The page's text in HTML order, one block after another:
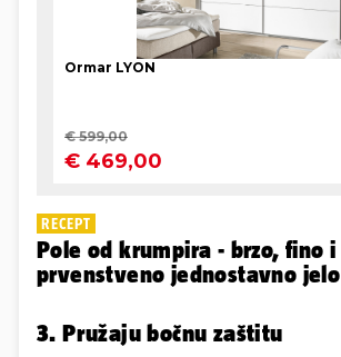
RECEPT
Pole od krumpira - brzo, fino i
prvenstveno jednostavno jelo
3. Pružaju bočnu zaštitu